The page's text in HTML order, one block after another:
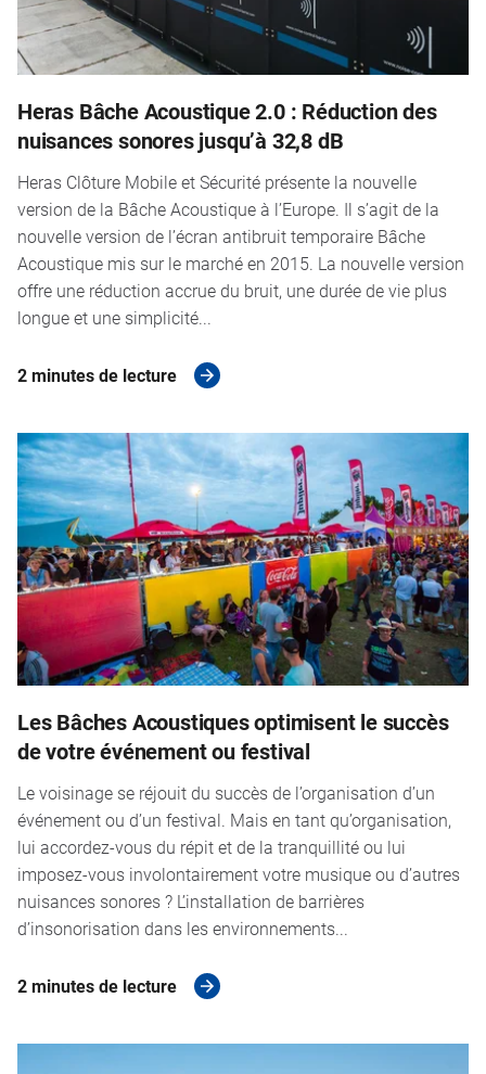
Heras Bâche Acoustique 2.0 : Réduction des
nuisances sonores jusqu’à 32,8 dB
Heras Clôture Mobile et Sécurité présente la nouvelle
version de la Bâche Acoustique à l’Europe. Il s’agit de la
nouvelle version de l’écran antibruit temporaire Bâche
Acoustique mis sur le marché en 2015. La nouvelle version
offre une réduction accrue du bruit, une durée de vie plus
longue et une simplicité...
2 minutes de lecture
Les Bâches Acoustiques optimisent le succès
de votre événement ou festival
Le voisinage se réjouit du succès de l’organisation d’un
événement ou d’un festival. Mais en tant qu’organisation,
lui accordez-vous du répit et de la tranquillité ou lui
imposez-vous involontairement votre musique ou d’autres
nuisances sonores ? L’installation de barrières
d’insonorisation dans les environnements...
2 minutes de lecture